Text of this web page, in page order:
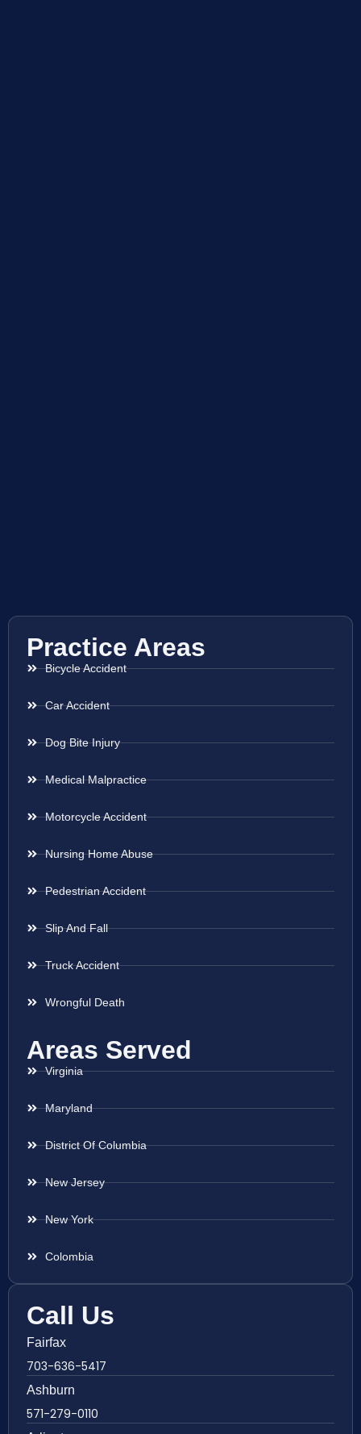
Practice Areas
Bicycle Accident
Car Accident
Dog Bite Injury
Medical Malpractice
Motorcycle Accident
Nursing Home Abuse
Pedestrian Accident
Slip And Fall
Truck Accident
Wrongful Death
Areas Served
Virginia
Maryland
District Of Columbia
New Jersey
New York
Colombia
Call Us
Fairfax
703-636-5417
Ashburn
571-279-0110